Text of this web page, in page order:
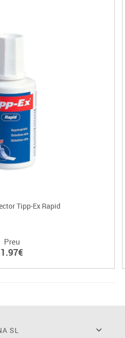
Tipp-Ex Rapid
Preu
1.97€
SL